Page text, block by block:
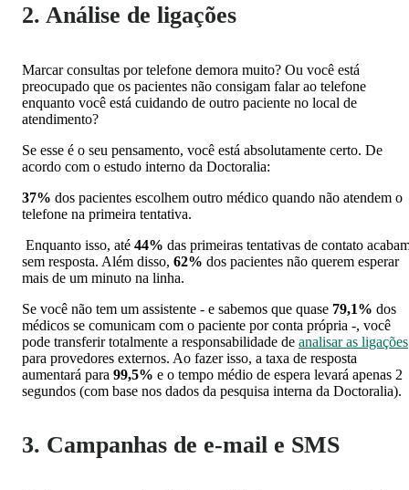
2. Análise de ligações
Marcar consultas por telefone demora muito? Ou você está
preocupado que os pacientes não consigam falar ao telefone
enquanto você está cuidando de outro paciente no local de
atendimento?
Se esse é o seu pensamento, você está absolutamente certo. De
acordo com o estudo interno da Doctoralia:
37% dos pacientes escolhem outro médico quando não atendem o
telefone na primeira tentativa.
Enquanto isso, até 44% das primeiras tentativas de contato
sem resposta. Além disso, 62% dos pacientes não querem esperar
mais de um minuto na linha.
Se você não tem um assistente - e sabemos que quase 79,1% dos
médicos se comunicam com o paciente por conta própria -, você
pode transferir totalmente a responsabilidade de analisar as ligações
para provedores externos. Ao fazer isso, a taxa de resposta
aumentará para 99,5% e o tempo médio de espera levará apenas 2
segundos (com base nos dados da pesquisa interna da Doctoralia).
3. Campanhas de e-mail e SMS